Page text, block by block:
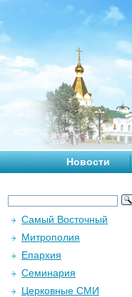
Новости
Самый Восточный
Митрополия
Епархия
Семинария
Церковные СМИ